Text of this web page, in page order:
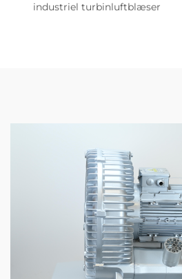
industriel turbinluftblæser